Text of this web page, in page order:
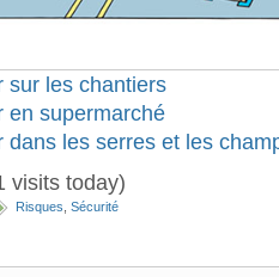
sur les chantiers
en supermarché
dans les serres et les
visits today)
Risques Sécurité